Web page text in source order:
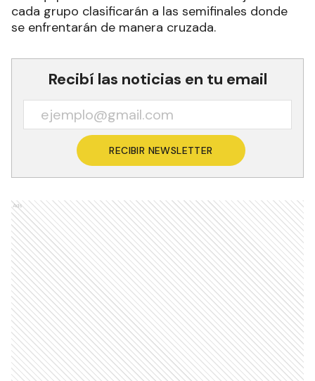
cada grupo clasificarán a las semifinales donde
se enfrentarán de manera cruzada.
Recibí las noticias en tu email
RECIBIR NEWSLETTER
Ads